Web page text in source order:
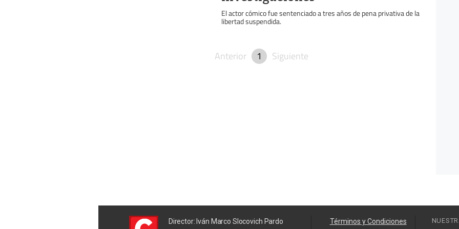
El actor cómico fue sentenciado a tres años de pena privativa de la
libertad suspendida.
Anterior 1 Siguiente
Director: Iván Marco Slocovich Pardo Términos y Condiciones